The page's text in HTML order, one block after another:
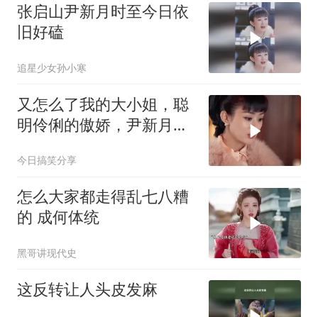
张启山尹新月时至今日依
旧好磕
追星少女孙小寒
又怎么了我的大小姐，聪
明伶俐的傲娇，尹新月大
伟霆
今日搞笑分享
怎么大家都走得乱七八糟
的 成何体统
黑哥讲现代史
这反转让人头皮发麻